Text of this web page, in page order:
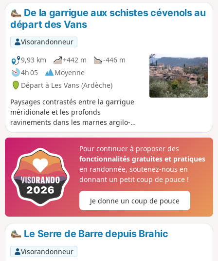
De la garrigue aux schistes cévenols au
départ des Vans
Visorandonneur
9,93 km
+442 m
-446 m
4h 05
Moyenne
Départ à Les Vans (Ardèche)
Paysages contrastés entre la garrigue
méridionale et les profonds
ravinements dans les marnes argilo-
calcaires. Empreintes de fossiles,
la végétation entre strates calcaires et
schiste cévenol, et retour par un chemin
dominant la rivière Chassezac. Très joli
et pittoresque village de Naves. Tel est
le menu de cette randonnée
spectaculaire qui vous est proposée
Pour continuer à proposer des
fonctionnalités gratuites et pratiques
en randonnée, soutenez-nous en
donnant un petit coup de pouce !
Je donne un coup de pouce
Le Serre de Barre depuis Brahic
Visorandonneur